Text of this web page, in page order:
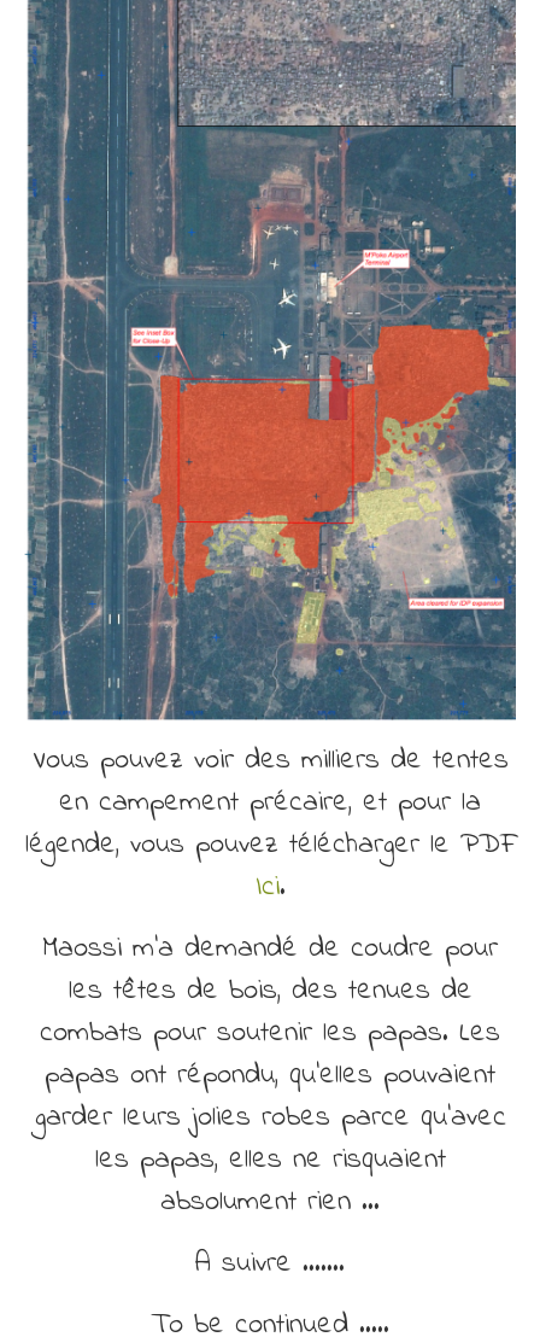
Vous pouvez voir des milliers de tentes
en campement précaire, et pour la
légende, vous pouvez télécharger le PDF
Ici.
Maossi m’a demandé de coudre pour
les têtes de bois, des tenues de
combats pour soutenir les papas. Les
papas ont répondu, qu’elles pouvaient
garder leurs jolies robes parce qu’avec
les papas, elles ne risquaient
absolument rien …
A suivre …….
To be continued …..